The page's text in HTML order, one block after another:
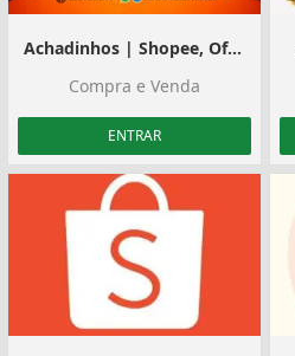
Achadinhos | Shopee, Ofertas e Divulgação
Compra e Venda
ENTRAR